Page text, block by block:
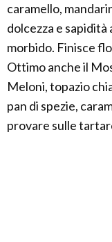
caramello,
dolcezza e sapidità
morbido. Finisce
Ottimo anche il
Meloni, topazio
pan di spezie,
provare sulle